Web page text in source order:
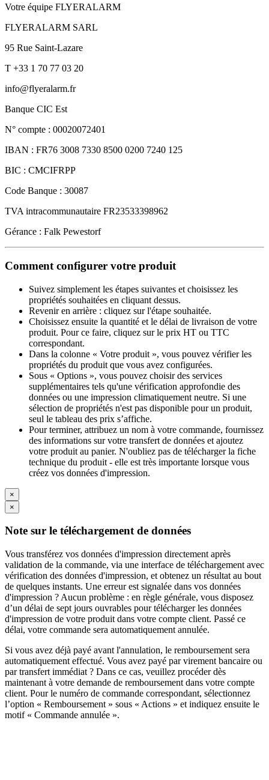
Votre équipe FLYERALARM
FLYERALARM SARL
95 Rue Saint-Lazare
T +33 1 70 77 03 20
info@flyeralarm.fr
Banque CIC Est
N° compte : 00020072401
IBAN : FR76 3008 7330 8500 0200 7240 125
BIC : CMCIFRPP
Code Banque : 30087
TVA intracommunautaire FR23533398962
Gérance : Falk Pewestorf
Comment configurer votre produit
Suivez simplement les étapes suivantes et choisissez les
propriétés souhaitées en cliquant dessus.
Revenir en arrière : cliquez sur l'étape souhaitée.
Choisissez ensuite la quantité et le délai de livraison de votre
produit. Pour ce faire, cliquez sur le prix HT ou TTC
correspondant.
Dans la colonne « Votre produit », vous pouvez vérifier les
propriétés du produit que vous avez configurées.
Sous « Options », vous pouvez choisir des services
supplémentaires tels qu'une vérification approfondie des
données ou une impression climatiquement neutre. Si une
sélection de propriétés n'est pas disponible pour un produit,
seul le tableau des prix s’affiche.
Pour terminer, attribuez un nom à votre commande, fournissez
des informations sur votre transfert de données et ajoutez
votre produit au panier. N'oubliez pas de télécharger la fiche
technique du produit - elle est très importante lorsque vous
créez vos données d'impression.
×
×
Note sur le téléchargement de données
Vous transférez vos données d'impression directement après
validation de la commande, via une interface de téléchargement avec
vérification des données d'impression, et obtenez un résultat au bout
de quelques instants. Une erreur est signalée dans vos données
d'impression ? Aucun problème : en règle générale, vous disposez
d’un délai de sept jours ouvrables pour télécharger les données
d'impression de votre produit dans votre compte client. Passé ce
délai, votre commande sera automatiquement annulée.
Si vous avez déjà payé avant l'annulation, le remboursement sera
automatiquement effectué. Vous avez payé par virement bancaire ou
par transfert immédiat ? Dans ce cas, veuillez procéder dès
maintenant à votre demande de remboursement dans votre compte
client. Pour le numéro de commande correspondant, sélectionnez
l’option « Remboursement » sous « Actions » et indiquez ensuite le
motif « Commande annulée ».